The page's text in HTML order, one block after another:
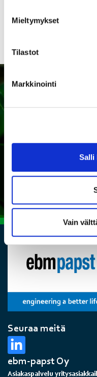
Mieltymykset
Tilastot
Markkinointi
Salli
Vain
Seuraa meitä
ebm-papst Oy
Asiakaspalvelu